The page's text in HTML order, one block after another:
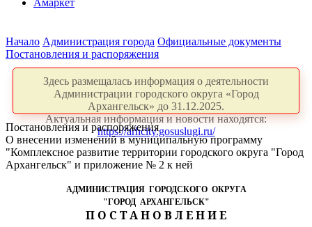
Амаркет
Начало Администрация города Официальные документы
Постановления и распоряжения
Здесь размещалась информация о деятельности
Администрации городского округа «Город
Архангельск» до 31.12.2025.
Актуальная информация и новости находятся:
https://arhcity.gosuslugi.ru/
Постановления и распоряжения
О внесении изменений в муниципальную программу
"Комплексное развитие территории городского округа "Город
Архангельск" и приложение № 2 к ней
АДМИНИСТРАЦИЯ ГОРОДСКОГО ОКРУГА
"ГОРОД АРХАНГЕЛЬСК"
П О С Т А Н О В Л Е Н И Е